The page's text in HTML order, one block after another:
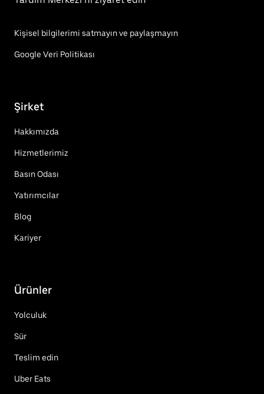
Kişisel bilgilerimi satmayın ve paylaşmayın
Google Veri Politikası
Şirket
Hakkımızda
Hizmetlerimiz
Basın Odası
Yatırımcılar
Blog
Kariyer
Ürünler
Yolculuk
Sür
Teslim edin
Uber Eats